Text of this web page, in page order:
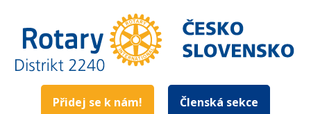
Přidej se k nám! Členská sekce